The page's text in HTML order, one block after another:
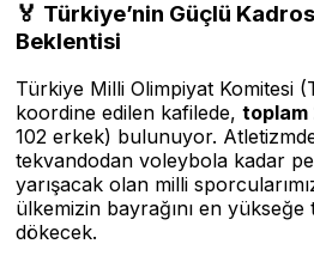
🏅 Türkiye’nin Güçlü
Beklentisi
Türkiye Milli Olimpiyat Komitesi
koordine edilen kafilede, toplam
102 erkek) bulunuyor.
tekvandodan voleybola kadar
yarışacak olan milli
ülkemizin bayrağını en yükseğe
dökecek.